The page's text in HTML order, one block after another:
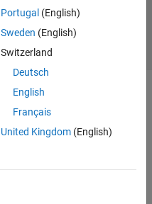
Portugal (English)
Sweden (English)
Switzerland
Deutsch
English
Français
United Kingdom(English)